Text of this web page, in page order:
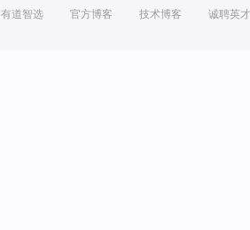
有道智选 官方博客 技术博客 诚聘英才